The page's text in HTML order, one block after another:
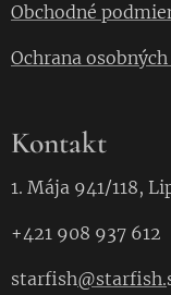
Obchodné
Ochrana
Kontakt
1. Mája 941/118,
+421 908 937 612
starfish@starfish.